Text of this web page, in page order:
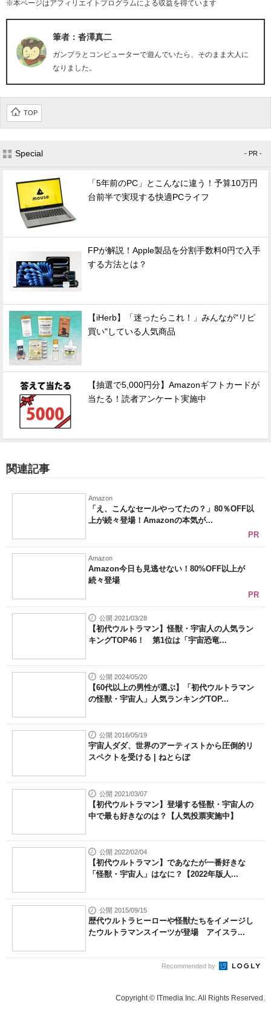
※本ページはアフィリエイトプログラムによる収益を得ています
筆者：沓澤真二
ガンプラとコンピューターで遊んでいたら、そのまま大人に
なりました。
TOP
Special - PR -
「5年前のPC」とこんなに違う！予算10万円
台前半で実現する快適PCライフ
FPが解説！Apple製品を分割手数料0円で入手
する方法とは？
【iHerb】「迷ったらこれ！」みんなが"リピ
買い"している人気商品
【抽選で5,000円分】Amazonギフトカードが
当たる！読者アンケート実施中
関連記事
Amazon
「え、こんなセールやってたの？」80％OFF以
上が続々登場！Amazonの本気が...
PR
Amazon
Amazon今日も見逃せない！80%OFF以上が
続々登場
PR
公開 2021/03/28
【初代ウルトラマン】怪獣・宇宙人の人気ラン
キングTOP46！ 第1位は「宇宙恐竜...
公開 2024/05/20
【60代以上の男性が選ぶ】「初代ウルトラマン
の怪獣・宇宙人」人気ランキングTOP...
公開 2016/05/19
宇宙人ダダ、世界のアーティストから圧倒的リ
スペクトを受ける | ねとらぼ
公開 2021/03/07
【初代ウルトラマン】登場する怪獣・宇宙人の
中で最も好きなのは？【人気投票実施中】
公開 2022/02/04
【初代ウルトラマン】であなたが一番好きな
「怪獣・宇宙人」はなに？【2022年版人...
公開 2015/09/15
歴代ウルトラヒーローや怪獣たちをイメージし
たウルトラマンスイーツが登場 アイスラ...
Recommended by
Copyright © ITmedia Inc. All Rights Reserved.